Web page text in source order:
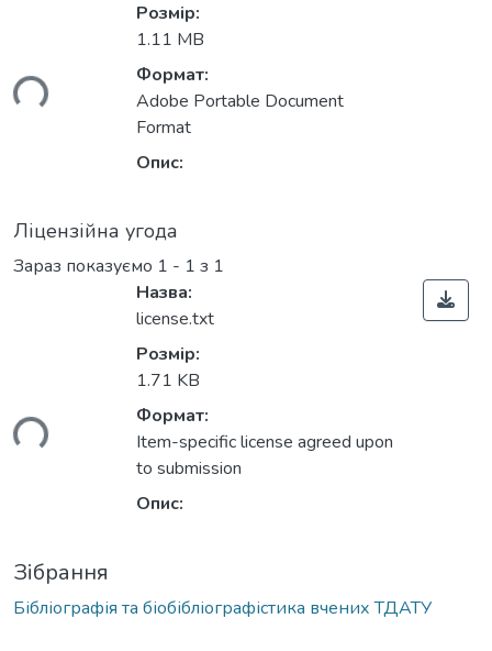
Розмір:
1.11 MB
Формат:
Adobe Portable Document
Format
Опис:
Ліцензійна угода
Зараз показуємо 1 - 1 з 1
Назва:
license.txt
Розмір:
1.71 KB
Формат:
Item-specific license agreed upon
to submission
Опис:
Зібрання
Бібліографія та біобібліографістика вчених ТДАТУ